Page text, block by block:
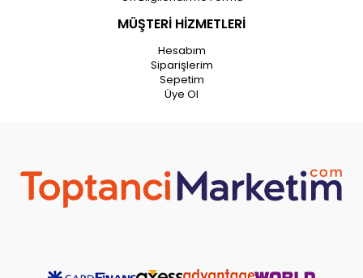
MÜŞTERİ HİZMETLERİ
Hesabım
Siparişlerim
Sepetim
Üye Ol